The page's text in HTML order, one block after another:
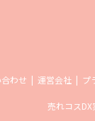
わせ 運営会社 プ
売れコス